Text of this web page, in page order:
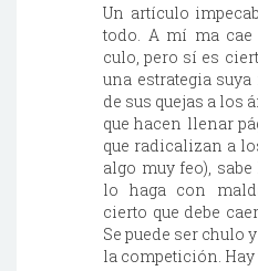
Un artículo
todo. A mí ma
culo, pero sí es
una estrategia
de sus quejas a los
que hacen llenar
que radicalizan a
algo muy feo),
lo haga con
cierto que debe
Se puede ser chulo
la competición.